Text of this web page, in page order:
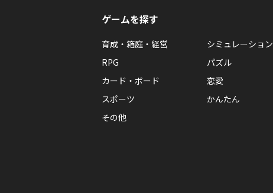
ゲームを探す
育成・箱庭・経営
シミュレーション
RPG
パズル
カード・ボード
恋愛
スポーツ
かんたん
その他